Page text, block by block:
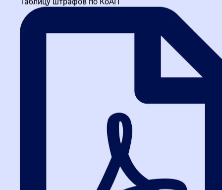
Проходил обучение по программе Государственное и
муниципальное управление Курс очень понравился. Много
полезной и познавательной информации в доступной форме.